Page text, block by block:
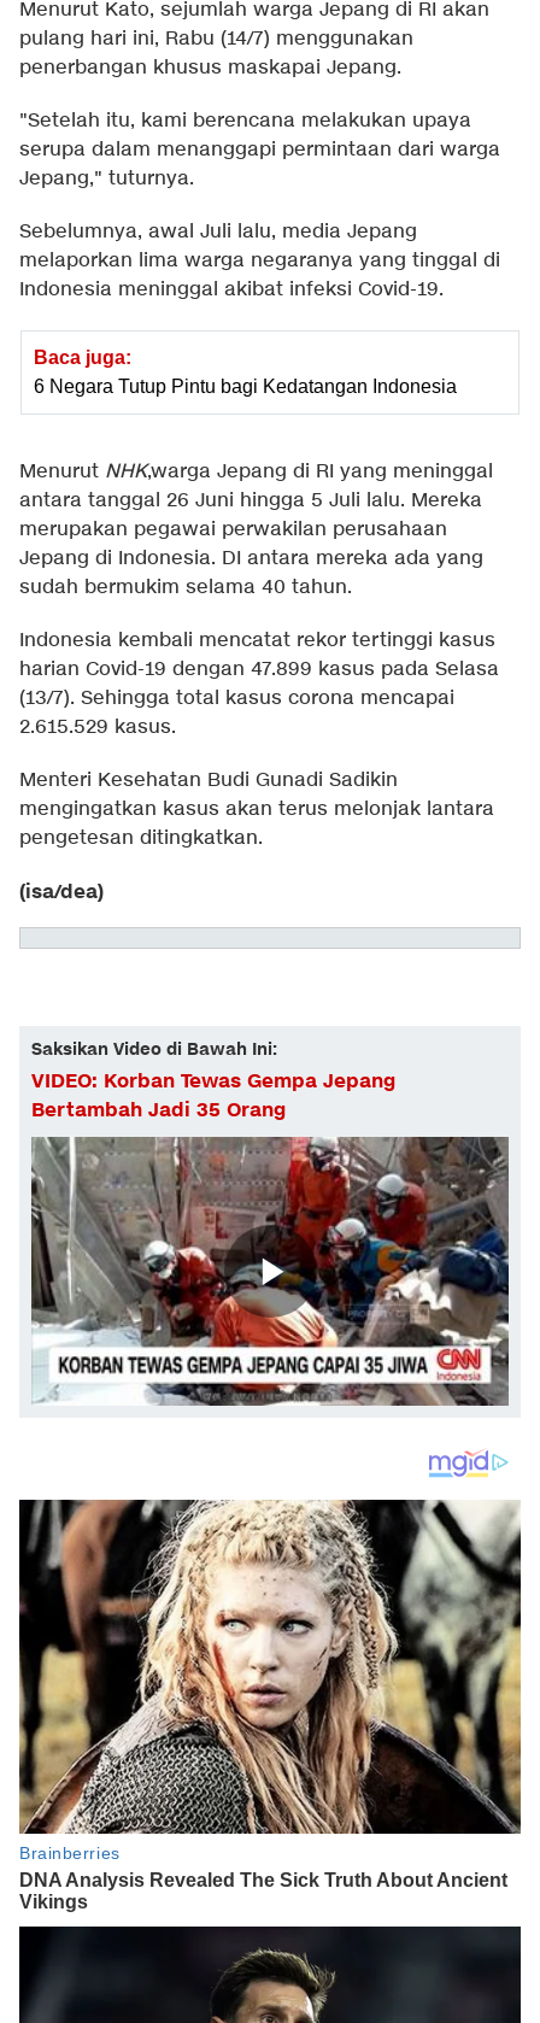
Menurut Kato, sejumlah warga Jepang di RI akan
pulang hari ini, Rabu (14/7) menggunakan
penerbangan khusus maskapai Jepang.
"Setelah itu, kami berencana melakukan upaya
serupa dalam menanggapi permintaan dari warga
Jepang," tuturnya.
Sebelumnya, awal Juli lalu, media Jepang
melaporkan lima warga negaranya yang tinggal di
Indonesia meninggal akibat infeksi Covid-19.
Baca juga:
6 Negara Tutup Pintu bagi Kedatangan Indonesia
Menurut NHK,warga Jepang di RI yang meninggal
antara tanggal 26 Juni hingga 5 Juli lalu. Mereka
merupakan pegawai perwakilan perusahaan
Jepang di Indonesia. DI antara mereka ada yang
sudah bermukim selama 40 tahun.
Indonesia kembali mencatat rekor tertinggi kasus
harian Covid-19 dengan 47.899 kasus pada Selasa
(13/7). Sehingga total kasus corona mencapai
2.615.529 kasus.
Menteri Kesehatan Budi Gunadi Sadikin
mengingatkan kasus akan terus melonjak lantara
pengetesan ditingkatkan.
(isa/dea)
Saksikan Video di Bawah Ini:
VIDEO: Korban Tewas Gempa Jepang
Bertambah Jadi 35 Orang